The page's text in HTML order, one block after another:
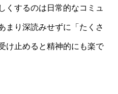
くするのは日常的なコミュ
まり深読みせずに「たくさ
け止めると精神的にも楽で